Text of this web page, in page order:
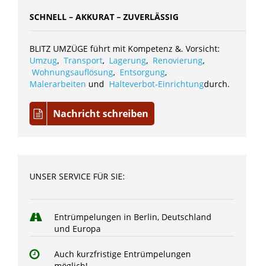
SCHNELL – AKKURAT – ZUVERLÄSSIG
BLITZ UMZÜGE führt mit Kompetenz &. Vorsicht:
Umzug, Transport, Lagerung, Renovierung,
Wohnungsauflösung, Entsorgung,
Malerarbeiten und Halteverbot-Einrichtungdurch.
Nachricht schreiben
UNSER SERVICE FÜR SIE:
Entrümpelungen in Berlin, Deutschland
und Europa
Auch kurzfristige Entrümpelungen